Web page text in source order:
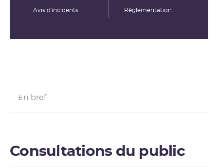
Avis d'incidents Rêglementation
En bref
Consultations du public